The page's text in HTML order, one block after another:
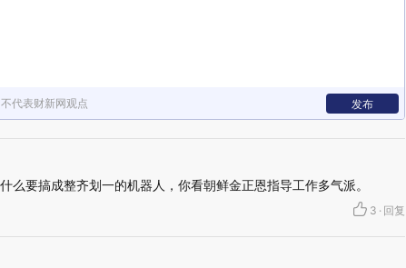
代表财新网观点 发布
么要搞成整齐划一的机器人，你看朝鲜金正恩指导工作多气派。
3 · 回复